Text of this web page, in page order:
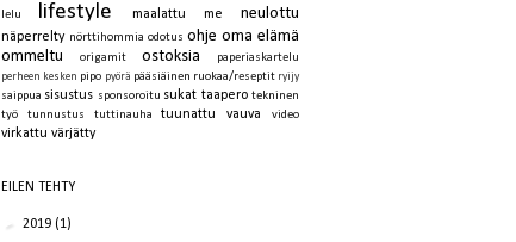
lelu
lifestyle maalattu me neulottu
näperrelty nörttihommia odotus ohje oma elämä
ommeltu
origamit ostoksia paperiaskartelu
perheen kesken pipo pyörä pääsiäinen ruokaa/reseptit ryijy
saippua sisustus sponsoroitu sukat taapero tekninen
työ
tunnustus tuttinauha tuunattu vauva video
virkattu värjätty
EILEN TEHTY
► 2019 (1)